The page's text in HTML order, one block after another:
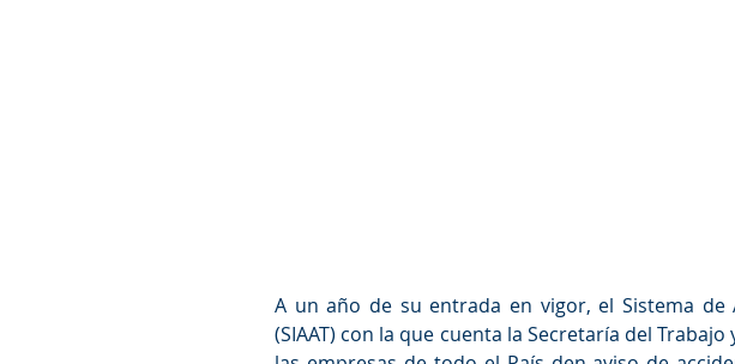
A un año de su entrada en vigor, el Sistema de
(SIAAT) con la que cuenta la Secretaría del Trabajo